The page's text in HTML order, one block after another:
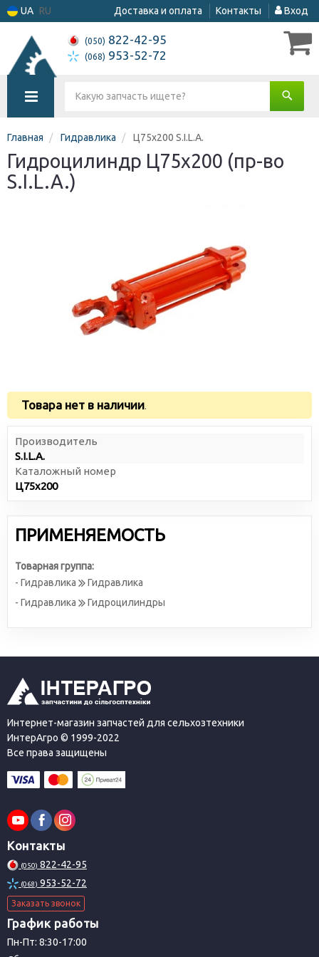
UA RU Доставка и оплата Контакты Вход
(050) 822-42-95
(068) 953-52-72
Главная Гидравлика Ц75х200 S.I.L.A.
Гидроцилиндр Ц75х200 (пр-во
S.I.L.A.)
Товара нет в наличии.
Производитель
S.I.L.A.
Каталожный номер
Ц75х200
ПРИМЕНЯЕМОСТЬ
Товарная группа:
- Гидравлика
Гидравлика
- Гидравлика
Гидроцилиндры
Интернет-магазин запчастей для сельхозтехники
ИнтерАгро © 1999-2022
Все права защищены
Контакты
(050) 822-42-95
(068) 953-52-72
Заказать звонок
График работы
Пн-Пт: 8:30-17:00